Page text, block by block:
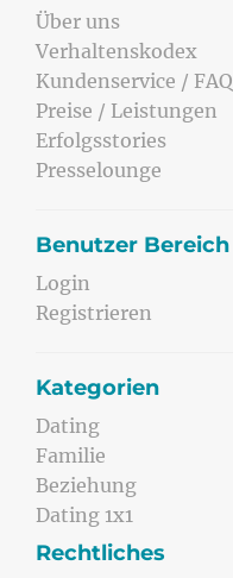
Über uns
Verhaltenskodex
Kundenservice / FAQ
Preise / Leistungen
Erfolgsstories
Presselounge
Benutzer Bereich
Login
Registrieren
Kategorien
Dating
Familie
Beziehung
Dating 1x1
Rechtliches